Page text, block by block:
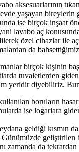
aksesuarlarının
yaşayan
ise birçok inşaat
lavabo aç
özel cihazlar ile
da
birçok kişinin
tuvaletlerden
yeridir diyebiliriz.
boruların
ise logarlara
geldiği
Günümüzde geliştirilen
zamanda da